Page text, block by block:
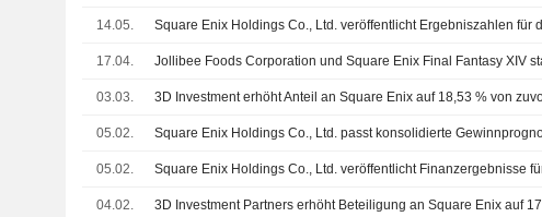
14.05.
17.04.
03.03.
05.02.
05.02.
04.02.